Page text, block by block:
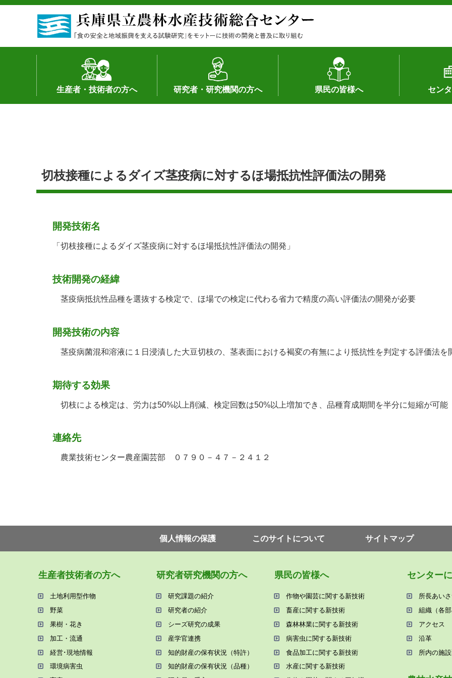
生産者・技術者の方へ
土地利用型作物
野菜
果樹・花き
加工・流通
経営･現地情報
環境病害虫
畜産
森林林業
水産
基幹種雄牛の紹介
研究者・研究機関の方へ
研究者の紹介
シーズ研究の成果
産学官連携
知的財産の保有状況（特許）
知的財産の保有状況（品種）
研究員の受入
研究活動不正行為への対応
公的研究資金への対応
県民の皆様へ
作物や園芸に関する新技術
畜産に関する新技術
森林林業に関する新技術
病害虫に関する新技術
食品加工に関する新技術
水産に関する新技術
作物や園芸に関する豆知識
病害虫に関する豆知識
畜産に関する豆知識
水産に関する豆知識
バイテク・農業環境・機械関係
食品加工に関する豆知識
森林林業に関する豆知識
セン
所長あいさ
組織（各部
アクセス
沿革
所内の施設
切枝接種によるダイズ茎疫病に対するほ場抵抗性評価法の開発
開発技術名
「切枝接種によるダイズ茎疫病に対するほ場抵抗性評価法の開発」
技術開発の経緯
茎疫病抵抗性品種を選抜する検定で、ほ場での検定に代わる省力で精度の高い評価法の開発が必要
開発技術の内容
茎疫病菌混和溶液に１日浸漬した大豆切枝の、茎表面における褐変の有無により抵抗性を判定する評価法を
期待する効果
切枝による検定は、労力は50%以上削減、検定回数は50%以上増加でき、品種育成期間を半分に短縮が可能
連絡先
農業技術センター農産園芸部 ０７９０－４７－２４１２
個⼈情報の保護 このサイトについて サイトマップ
⽣産者技術者の⽅へ
⼟地利⽤型作物
野菜
果樹・花き
加⼯・流通
経営･現地情報
環境病害⾍
研究者研究機関の⽅へ
研究課題の紹介
研究者の紹介
シーズ研究の成果
産学官連携
知的財産の保有状況（特許）
知的財産の保有状況（品種）
県⺠の皆様へ
作物や園芸に関する新技術
畜産に関する新技術
森林林業に関する新技術
病害⾍に関する新技術
⾷品加⼯に関する新技術
⽔産に関する新技術
センター
所⻑あい
組織（各
アクセス
沿⾰
所内の施